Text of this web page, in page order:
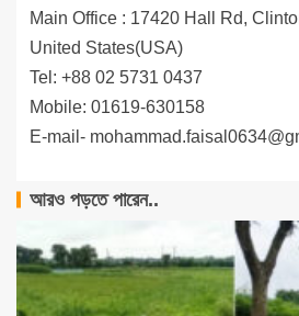
Main Office : 17420 Hall Rd,
United States(USA)
Tel: +88 02 5731 0437
Mobile: 01619-630158
E-mail-
আরও পড়তে পারেন..